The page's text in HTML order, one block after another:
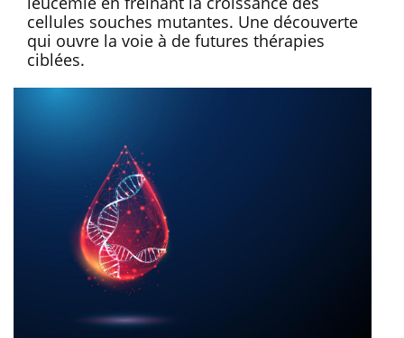
cellules souches mutantes. Une découverte
qui ouvre la voie à de futures thérapies
ciblées.